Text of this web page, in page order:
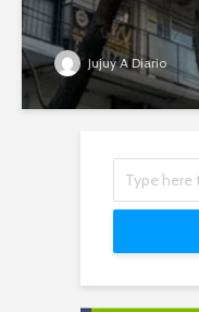
Jujuy A Diario